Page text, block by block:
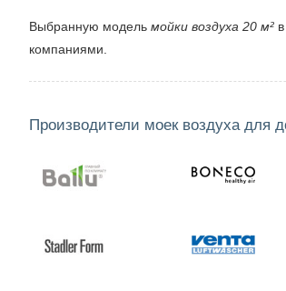
Выбранную модель мойки воздуха 20 м²
компаниями.
Производители моек воздуха для